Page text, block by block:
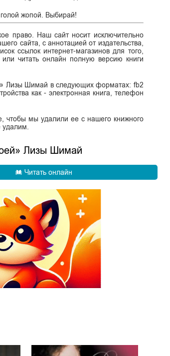
жопой. Выбирай!
право. Наш сайт носит исключительно
сайта, с аннотацией от издательства,
ссылок интернет-магазинов для того,
читать онлайн полную версию книги
Лизы Шимай в следующих форматах: fb2
как - электронная книга, телефон
чтобы мы удалили ее с нашего книжного
Лизы Шимай
Читать онлайн